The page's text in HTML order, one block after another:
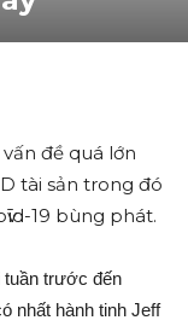
đ‌ề quá lớn
tài sả‌n trong đó
19 bùng phát.
tuần trước đến
nhất hành tinh Jeff